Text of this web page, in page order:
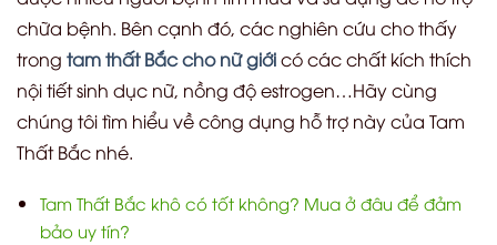
chữa bệnh. Bên cạnh đó, các nghiên cứu cho thấy
trong tam thất Bắc cho nữ giớicó các chất kích thích
nội tiết sinh dục nữ, nồng độ estrogen…Hãy cùng
chúng tôi tìm hiểu về công dụng hỗ trợ này của Tam
Thất Bắc nhé.
Tam Thất Bắc khô có tốt không? Mua ở đâu để đảm
bảo uy tín?